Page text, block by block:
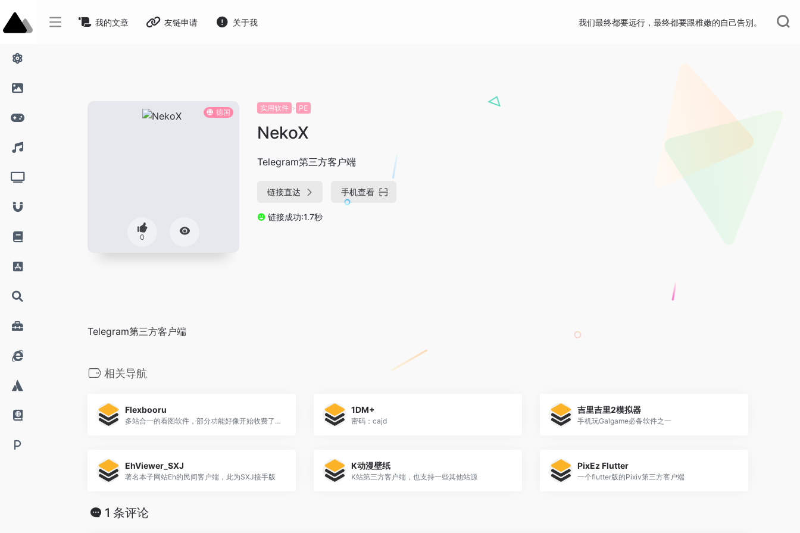
我的文章 友链申请 关于我 我们最终都要远行，最终都要跟稚嫩的自己告别。
德国
0
实用软件 PE
NekoX
Telegram第三方客户端
链接直达 手机查看
链接成功:1.7秒
Telegram第三方客户端
相关导航
Flexbooru
多站合一的看图软件，部分功能好像开始收费了555
1DM+
密码：cajd
吉里吉里2模拟器
手机玩Galgame必备软件之一
EhViewer_SXJ
著名本子网站Eh的民间客户端，此为SXJ接手版
K动漫壁纸
K站第三方客户端，也支持一些其他站源
PixEz Flutter
一个flutter版的Pixiv第三方客户端
1 条评论